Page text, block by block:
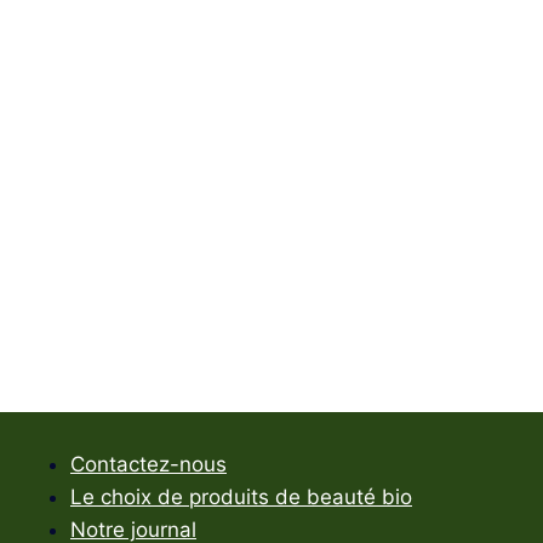
Contactez-nous
Le choix de produits de beauté bio
Notre journal